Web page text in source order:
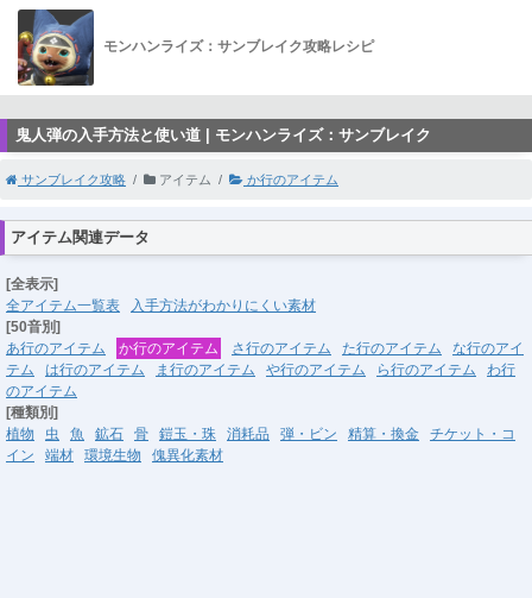
モンハンライズ：サンブレイク攻略レシピ
鬼人弾の入手方法と使い道 | モンハンライズ：サンブレイク
サンブレイク攻略 アイテム か行のアイテム
アイテム関連データ
[全表示]
全アイテム一覧表
入手方法がわかりにくい素材
[50音別]
あ行のアイテム
か行のアイテム さ行のアイテム た行のアイテム
な行のアイ
テム
は行のアイテム ま行のアイテム や行のアイテム ら行のアイテム
わ行
のアイテム
[種類別]
植物
虫 魚 鉱石 骨 鎧玉・珠 消耗品 弾・ビン 精算・換金
チケット・コ
イン
端材 環境生物 傀異化素材